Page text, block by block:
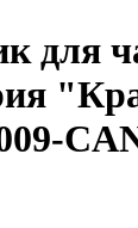
для